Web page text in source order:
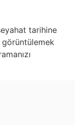
tarihine
görüntülemek